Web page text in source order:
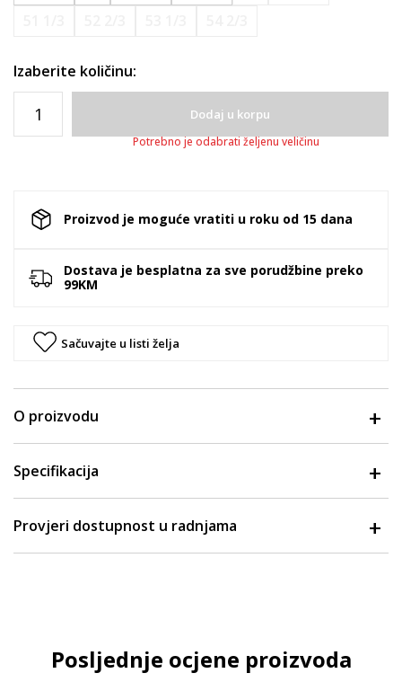
Izaberite količinu:
Dodaj u korpu
Potrebno je odabrati željenu veličinu
Proizvod je moguće vratiti u roku od 15 dana
Dostava je besplatna za sve porudžbine preko
99KM
Sačuvajte u listi želja
O proizvodu
Specifikacija
Provjeri dostupnost u radnjama
Posljednje ocjene proizvoda